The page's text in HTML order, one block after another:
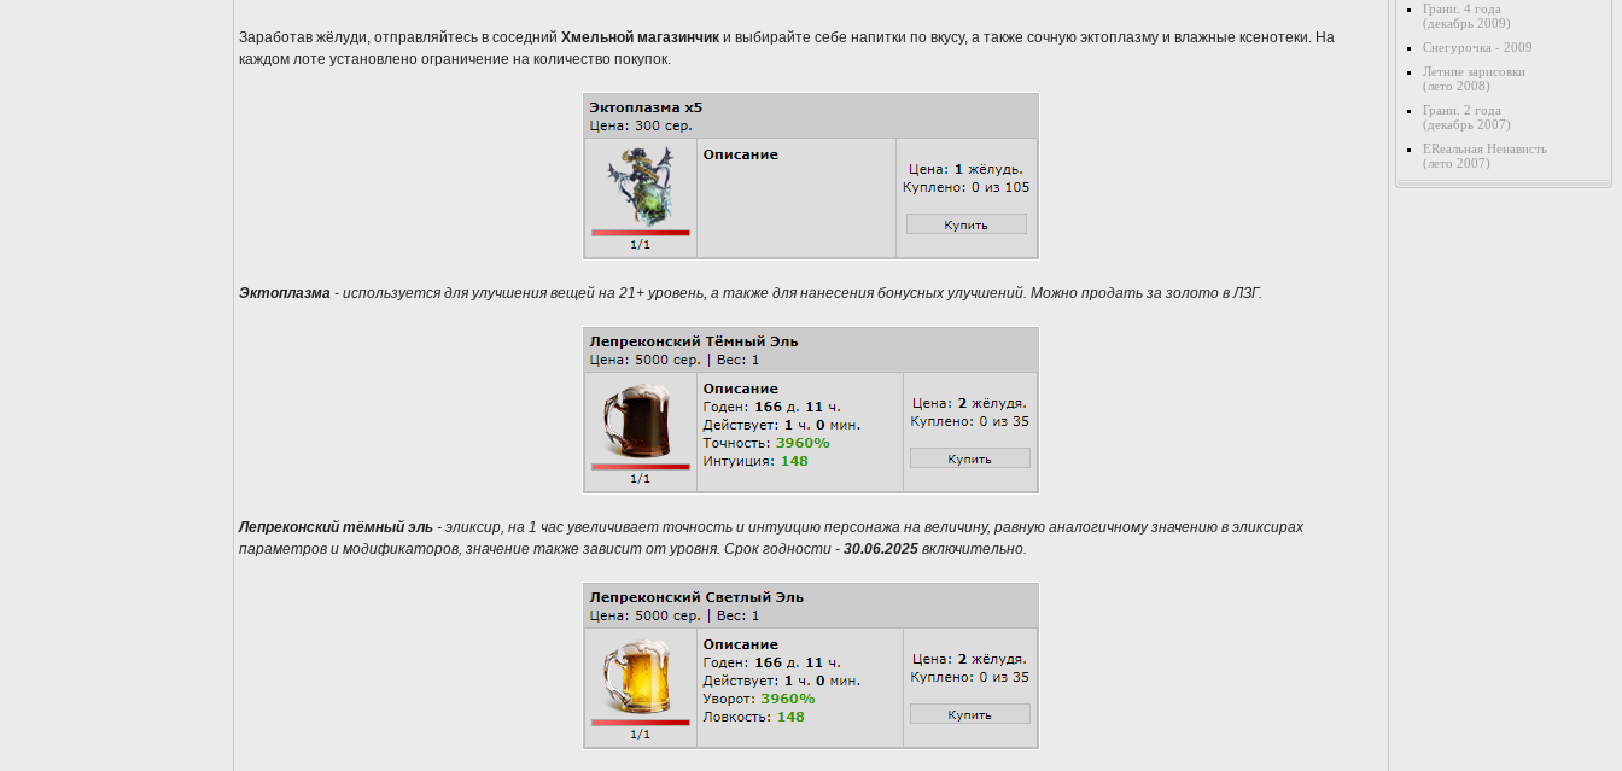
Заработав жёлуди, отправляйтесь в соседний Хмельной магазинчик и выбирайте себе напитки по вкусу, а также сочную эктоплазму и влажные ксенотеки. На
каждом лоте установлено ограничение на количество покупок.
Эктоплазма - используется для улучшения вещей на 21+ уровень, а также для нанесения бонусных улучшений. Можно продать за золото в ЛЗГ.
Лепреконский тёмный эль - эликсир, на 1 час увеличивает точность и интуицию персонажа на величину, равную аналогичному значению в эликсирах
параметров и модификаторов, значение также зависит от уровня. Срок годности - 30.06.2025 включительно.
Грани. 4 года
(декабрь 2009)
Снегурочка - 2009
Летние зарисовки
(лето 2008)
Грани. 2 года
(декабрь 2007)
ERеальная Ненависть
(лето 2007)